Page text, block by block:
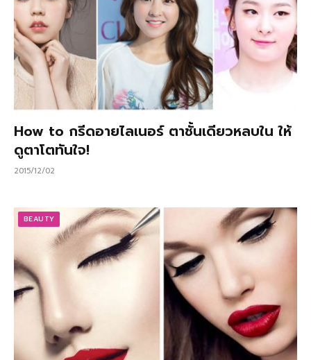
How to กรีดอายไลเนอร์ ตาชั้นเดียวหลบใน ให้
ดูตาโตทันใจ!
2015/12/02
BEAUTY